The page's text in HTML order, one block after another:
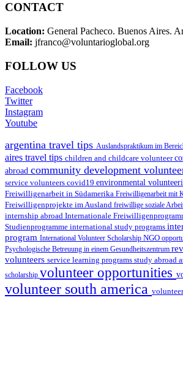
CONTACT
Location: General Pacheco. Buenos Aires.
Email: jfranco@voluntarioglobal.org
FOLLOW US
Facebook
Twitter
Instagram
Youtube
argentina travel tips Auslandspraktikum im
aires travel tips children and childcare volunteer
abroad community development
service volunteers covid19 environmental
Freiwilligenarbeit in Südamerika Freiwilligenarbeit mit
Freiwilligenprojekte im Ausland freiwillige soziale
internship abroad Internationale
Studienprogramme international study programs
program International Volunteer Scholarship NGO
Psychologische Betreuung in einem Gesundheitszentrum
volunteers service learning programs study abroad
scholarship volunteer opportunities
volunteer south america